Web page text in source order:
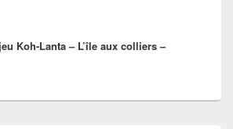
Koh-Lanta – L’île aux colliers –